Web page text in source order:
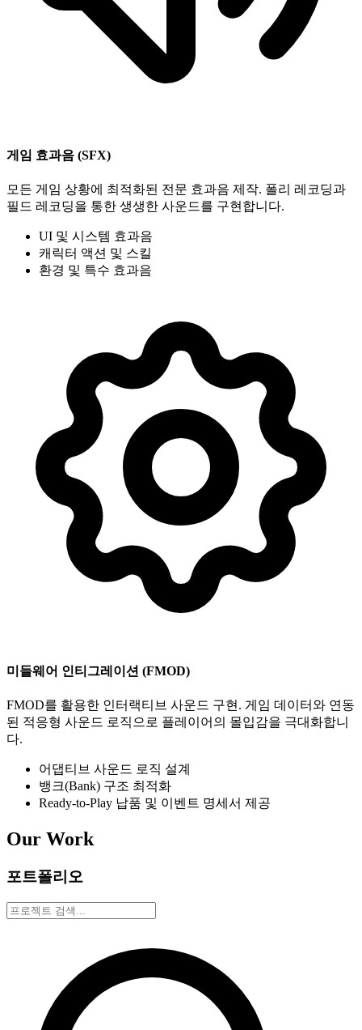
게임 효과음 (SFX)
모든 게임 상황에 최적화된 전문 효과음 제작. 폴리 레코딩과
필드 레코딩을 통한 생생한 사운드를 구현합니다.
UI 및 시스템 효과음
캐릭터 액션 및 스킬
환경 및 특수 효과음
미들웨어 인티그레이션 (FMOD)
FMOD를 활용한 인터랙티브 사운드 구현. 게임 데이터와 연동
된 적응형 사운드 로직으로 플레이어의 몰입감을 극대화합니
다.
어댑티브 사운드 로직 설계
뱅크(Bank) 구조 최적화
Ready-to-Play 납품 및 이벤트 명세서 제공
Our Work
포트폴리오